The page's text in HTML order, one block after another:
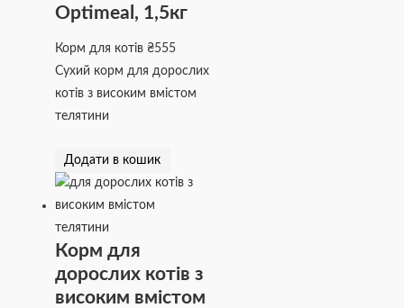
Optimeal, 1,5кг
Корм для котів₴555
Сухий корм для дорослих
котів з високим вмістом
телятини
Додати в кошик
Корм для
дорослих котів з
високим вмістом